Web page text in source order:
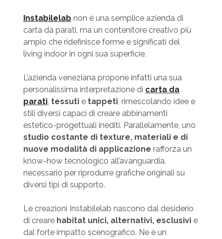
Instabilelab non è una semplice azienda di
carta da parati, ma un contenitore creativo più
ampio che ridefinisce forme e significati del
living indoor in ogni sua superficie.
L’azienda veneziana propone infatti una sua
personalissima interpretazione di carta da
parati, tessutie tappeti, rimescolando idee e
stili diversi capaci di creare abbinamenti
estetico-progettuali inediti. Parallelamente, uno
studio costante di texture, materiali e di
nuove modalità di applicazione rafforza un
know-how tecnologico all’avanguardia,
necessario per riprodurre grafiche originali su
diversi tipi di supporto.
Le creazioni Instabilelab nascono dal desiderio
di creare habitat unici, alternativi, esclusivie
dal forte impatto scenografico. Ne è un